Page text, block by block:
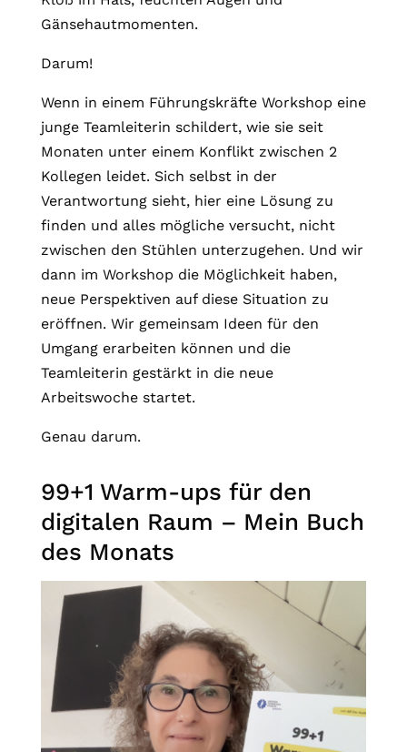
Gänsehautmomenten.
Darum!
Wenn in einem Führungskräfte Workshop eine
junge Teamleiterin schildert, wie sie seit
Monaten unter einem Konflikt zwischen 2
Kollegen leidet. Sich selbst in der
Verantwortung sieht, hier eine Lösung zu
finden und alles mögliche versucht, nicht
zwischen den Stühlen unterzugehen. Und wir
dann im Workshop die Möglichkeit haben,
neue Perspektiven auf diese Situation zu
eröffnen. Wir gemeinsam Ideen für den
Umgang erarbeiten können und die
Teamleiterin gestärkt in die neue
Arbeitswoche startet.
Genau darum.
99+1 Warm-ups für den
digitalen Raum – Mein Buch
des Monats